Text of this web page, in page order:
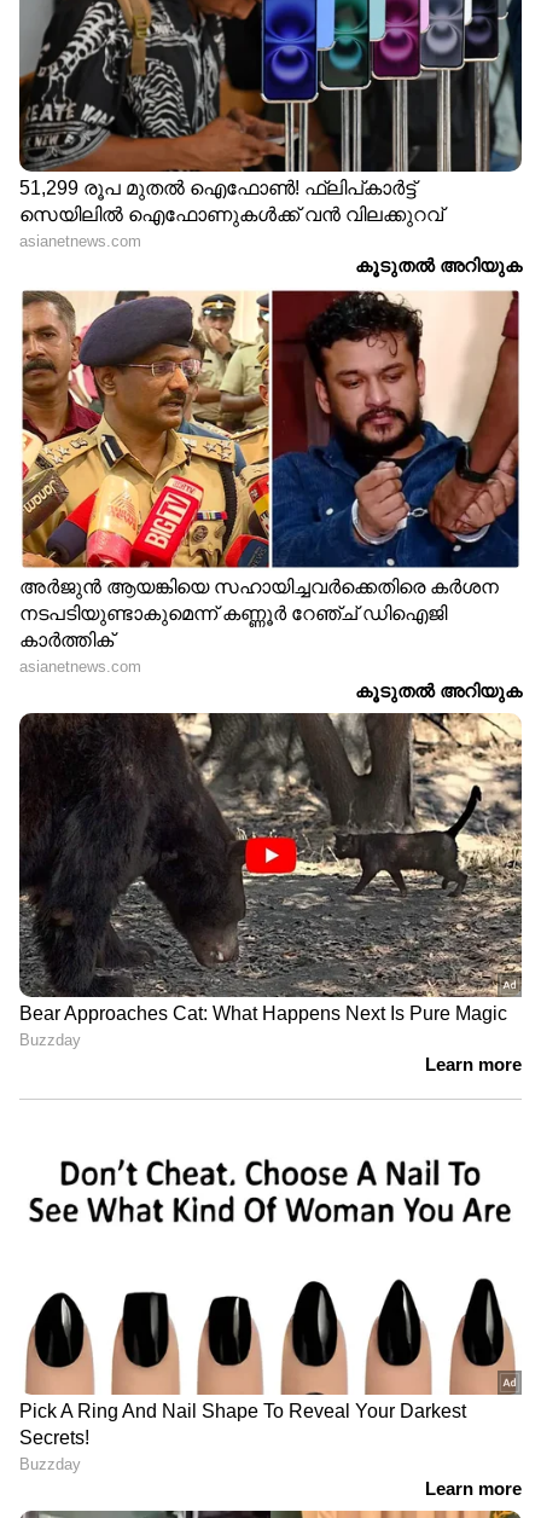
Image Credit : Getty
എസൻഷ്യൽ ഓയിലുകൾ
കുളിക്കുന്ന വെള്ളത്തിൽ ഏതാനും തുള്ളി
ലാവെൻഡർ അല്ലെങ്കിൽ പെപ്പർമിന്റ്
എസൻഷ്യൽ ഓയിൽ ചേർക്കുന്നത് ശരീരത്തിന്
കുളിർമയും നല്ല മണവും നൽകും.
7
7
Image Credit :Getty
ശുചിത്വം പ്രധാനം
നല്ല ഉൽപ്പന്നങ്ങൾ ഉപയോഗിക്കുന്നതിനൊപ്പം
തന്നെ ശരിയായ രീതിയിൽ ചർമ്മം
വൃത്തിയാക്കുന്നത് സ്വാഭാവികമായ ശരീരഗന്ധം
മെച്ചപ്പെടുത്താൻ സഹായിക്കും.
ABOUT THE AUTHOR